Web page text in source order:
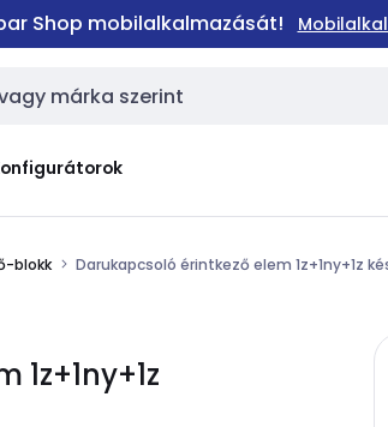
Shop mobilalkalmazását!
blokk Darukapcsoló érintkező elem 1z+1ny+1z